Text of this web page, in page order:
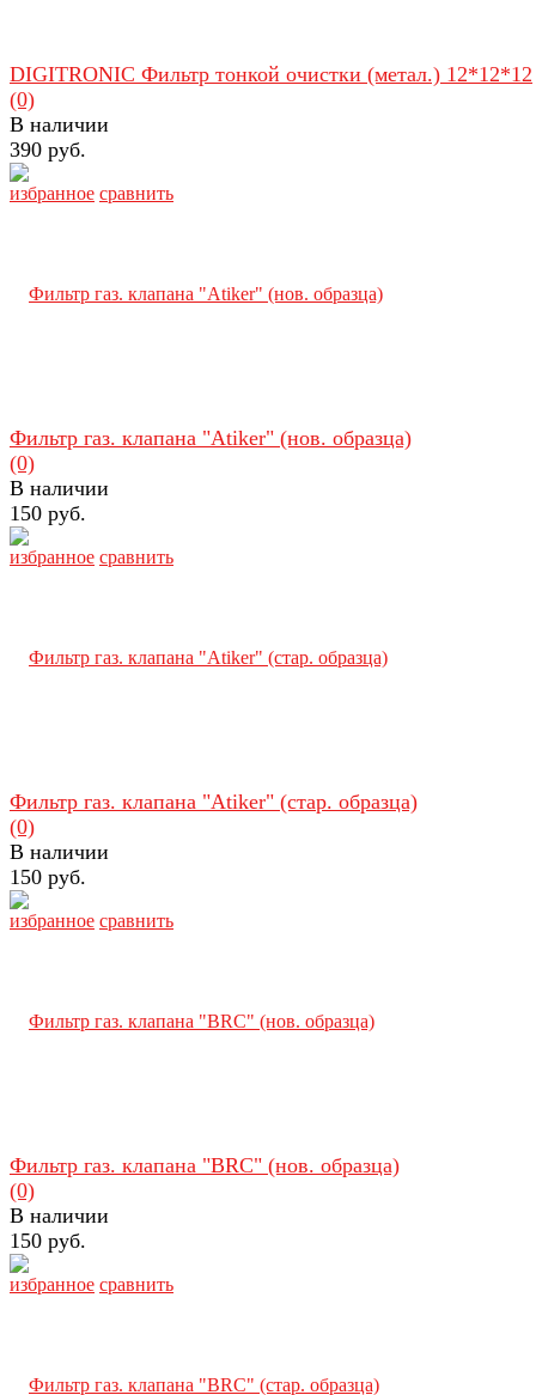
избранное сравнить
DIGITRONIC Фильтр тонкой очистки (метал.) 12*12*12
(0)
В наличии
390 руб.
избранное сравнить
Фильтр газ. клапана "Atiker" (нов. образца)
(0)
В наличии
150 руб.
избранное сравнить
Фильтр газ. клапана "Atiker" (стар. образца)
(0)
В наличии
150 руб.
избранное сравнить
Фильтр газ. клапана "BRC" (нов. образца)
(0)
В наличии
150 руб.